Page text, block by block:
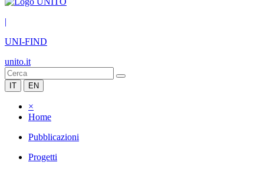
|
UNI-FIND
unito.it
IT EN
×
Home
Pubblicazioni
Progetti